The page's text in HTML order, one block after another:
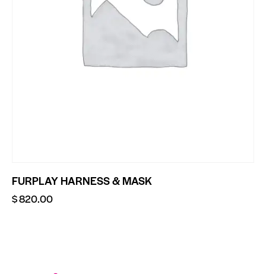
FURPLAY HARNESS & MASK
$820.00